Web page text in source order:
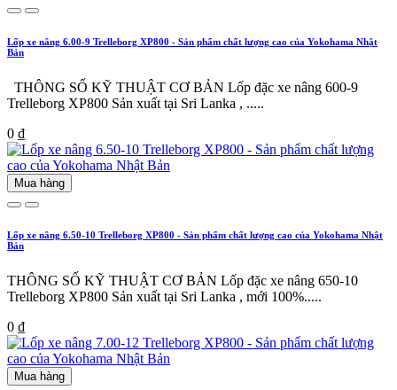
Lốp xe nâng 6.00-9 Trelleborg XP800 - Sản phẩm chất lượng cao của Yokohama Nhật
Bản
THÔNG SỐ KỸ THUẬT CƠ BẢN Lốp đặc xe nâng 600-9
Trelleborg XP800 Sản xuất tại Sri Lanka , .....
0 ₫
Mua hàng
Lốp xe nâng 6.50-10 Trelleborg XP800 - Sản phẩm chất lượng cao của Yokohama Nhật
Bản
THÔNG SỐ KỸ THUẬT CƠ BẢN Lốp đặc xe nâng 650-10
Trelleborg XP800 Sản xuất tại Sri Lanka , mới 100%.....
0 ₫
Mua hàng